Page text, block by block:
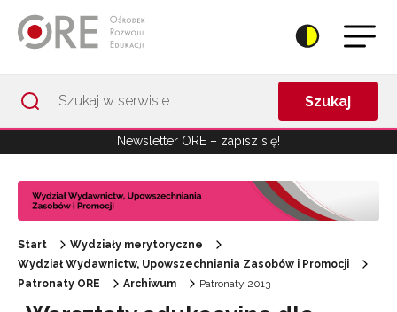
Szukaj
Newsletter ORE – zapisz się!
Start
Wydziały merytoryczne
Wydział Wydawnictw, Upowszechniania Zasobów i Promocji
Patronaty ORE
Archiwum Patronaty 2013